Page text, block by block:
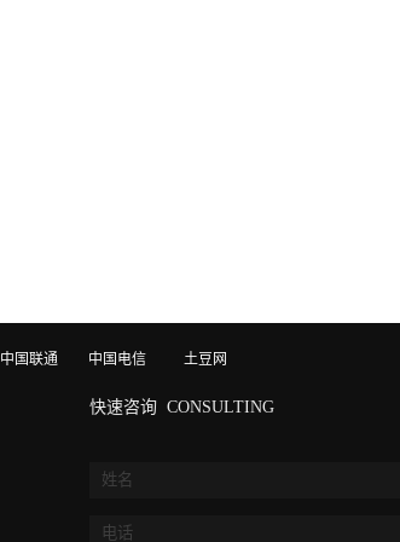
中国联通 中国电信 土豆网
快速咨询 CONSULTING